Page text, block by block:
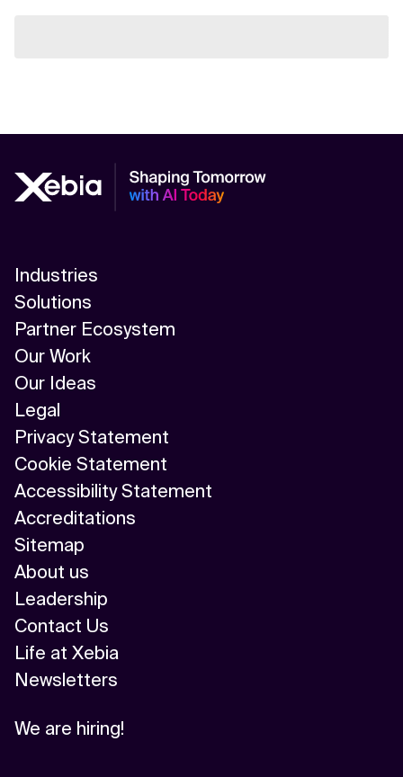
Industries
Solutions
Partner Ecosystem
Our Work
Our Ideas
Legal
Privacy Statement
Cookie Statement
Accessibility Statement
Accreditations
Sitemap
About us
Leadership
Contact Us
Life at Xebia
Newsletters
We are hiring!